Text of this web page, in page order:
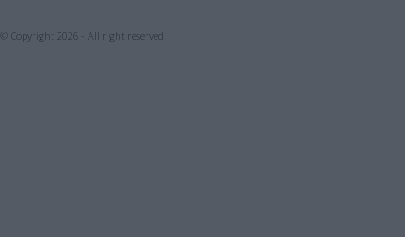
© Copyright 2026 - All right reserved.